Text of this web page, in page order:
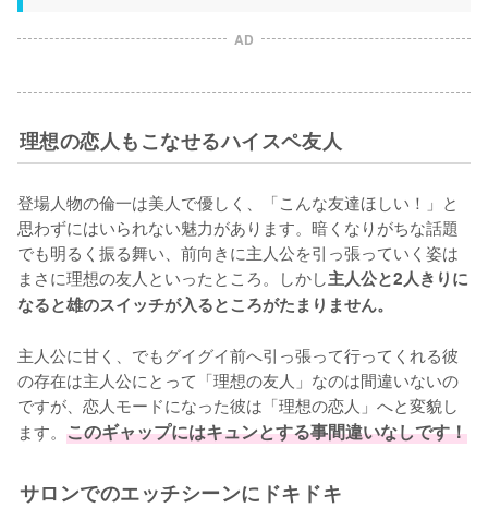
AD
理想の恋人もこなせるハイスペ友人
登場人物の倫一は美人で優しく、「こんな友達ほしい！」と
思わずにはいられない魅力があります。暗くなりがちな話題
でも明るく振る舞い、前向きに主人公を引っ張っていく姿は
まさに理想の友人といったところ。しかし主人公と2人きりに
なると雄のスイッチが入るところがたまりません。
主人公に甘く、でもグイグイ前へ引っ張って行ってくれる彼
の存在は主人公にとって「理想の友人」なのは間違いないの
ですが、恋人モードになった彼は「理想の恋人」へと変貌し
ます。 このギャップにはキュンとする事間違いなしです！
サロンでのエッチシーンにドキドキ